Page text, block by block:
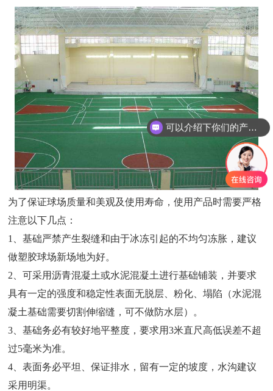
为了保证球场质量和美观及使用寿命，使用产品时需要严格
注意以下几点：
1、基础严禁产生裂缝和由于冰冻引起的不均匀冻胀，建议
做塑胶球场新场地为好。
2、可采用沥青混凝土或水泥混凝土进行基础铺装，并要求
具有一定的强度和稳定性表面无脱层、粉化、塌陷（水泥混
凝土基础需要切割伸缩缝，可不做防水层）。
3、基础务必有较好地平整度，要求用3米直尺高低误差不超
过5毫米为准。
4、表面务必平坦、保证排水，留有一定的坡度，水沟建议
采用明渠。
可以介绍下你们的产品么